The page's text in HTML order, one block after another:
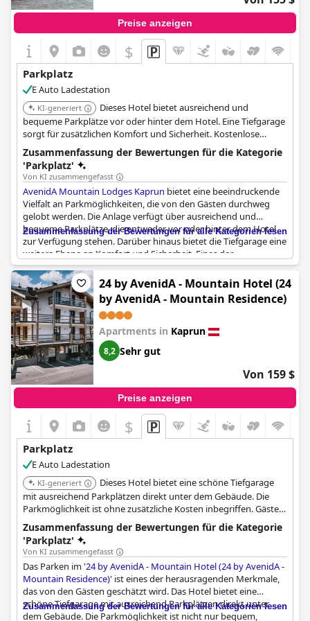
etwas verwirrend und erwähnen, dass die Einfahrt zur
Tiefgarage recht eng ist. Trotz dieser Probleme wird die
Parksituation im Allgemeinen als überschaubar und
angemessen mit vielen verfügbaren Plätzen beschrieben.
Es gibt auch kostenlose Ladestationen für Elektroautos, was ein
netter Vorteil ist. Insgesamt sind viele Gäste der Meinung, dass
die Gebühren reduziert oder im Hotelpreis inbegriffen sein
könnten, obwohl das Parken imever grün KAPRUN (ever grün
KAPRUN inkl Zell am See-Kaprun Sommerkarte) bequem und
vielfältig ist.
Preise anzeigen
$
Parkplatz
E Auto Ladestation
KI-generiert
Dieses Hotel bietet ausreichend und
bequeme Parkplätze vor oder hinter dem Hotel. Eine Tiefgarage
sorgt für zusätzlichen Komfort und Sicherheit. Kostenlose
Parkplätze sind ohne Vorreservierung verfügbar.
Zusammenfassung der Bewertungen für die Kategorie
'Parkplatz'
Von KI zusammengefasst
AvenidA Mountain Lodges Kaprun bietet eine beeindruckende
Vielfalt an Parkmöglichkeiten, die von den Gästen durchweg
gelobt werden. Die Anlage verfügt über ausreichend und
bequeme Parkplätze, die entweder vor oder hinter dem Hotel
zur Verfügung stehen. Darüber hinaus bietet die Tiefgarage eine
weitere Ebene an Komfort und Sicherheit. Eines der
herausragenden Merkmale ist der kostenlose Parkservice, für
den keine Vorreservierung erforderlich ist. Ob man sich für die
Tiefgarage oder die Stellplätze auf Straßenebene entscheidet,
die Gäste können die Gewissheit genießen, dass ausreichend
Parkmöglichkeiten vorhanden sind. Die Zugänglichkeit und die
einfache Parkmöglichkeit tragen positiv zum Gesamterlebnis im
AvenidA Mountain Lodges Kaprun
Zusammenfassung der Bewertungen für alle Kategorien lesen
24 by AvenidA - Mountain Hotel (24
by AvenidA - Mountain Residence)
Apartments in Kaprun
8,2 Sehr gut
Von 159 $
Preise anzeigen
$
Parkplatz
E Auto Ladestation
KI-generiert
Dieses Hotel bietet eine schöne Tiefgarage
mit ausreichend Parkplätzen direkt unter dem Gebäude. Die
Parkmöglichkeit ist ohne zusätzliche Kosten inbegriffen. Gäste
haben Zugang zu sauberen, organisierten Parkplätzen mit
ausreichend Platz.
Zusammenfassung der Bewertungen für die Kategorie
'Parkplatz'
Von KI zusammengefasst
Das Parken im '24 by AvenidA - Mountain Hotel (24 by AvenidA -
Mountain Residence)' ist eines der herausragenden Merkmale,
das von den Gästen geschätzt wird. Das Hotel bietet eine
schöne Tiefgarage mit ausreichend Parkplätzen direkt unter
dem Gebäude. Die Parkmöglichkeit ist nicht nur bequem,
Zusammenfassung der Bewertungen für alle Kategorien lesen